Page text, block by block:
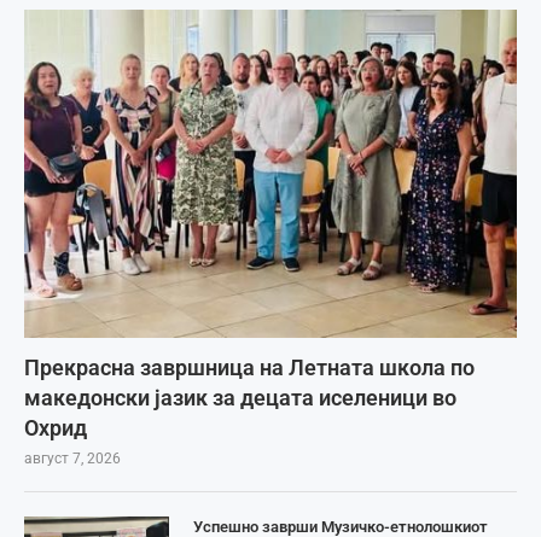
Прекрасна завршница на Летната школа по
македонски јазик за децата иселеници во
Охрид
август 7, 2026
Успешно заврши Музичко-етнолошкиот